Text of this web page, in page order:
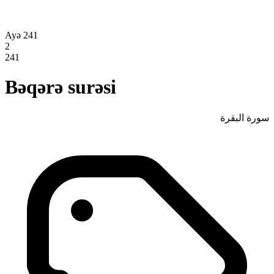
Ayə 241
2
241
Bəqərə surəsi
سورة البقرة